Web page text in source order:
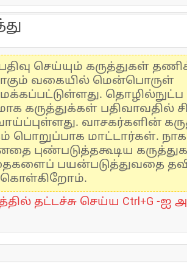
செய்யும் கருத்துகள்
வகையில் மென்பொருள்
கருத்துக்கள் பதிவாவதில்
வாசகர்களின்
பொறுப்பாக மாட்டார்கள்.
புண்படுத்தகூடிய
பயன்படுத்துவதை
தட்டச்சு செய்ய Ctrl+G -ஐ